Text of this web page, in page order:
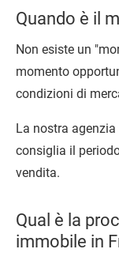
Quando è il
Non esiste un
momento
condizioni di
La nostra
consiglia il
vendita.
Qual è la
immobile in